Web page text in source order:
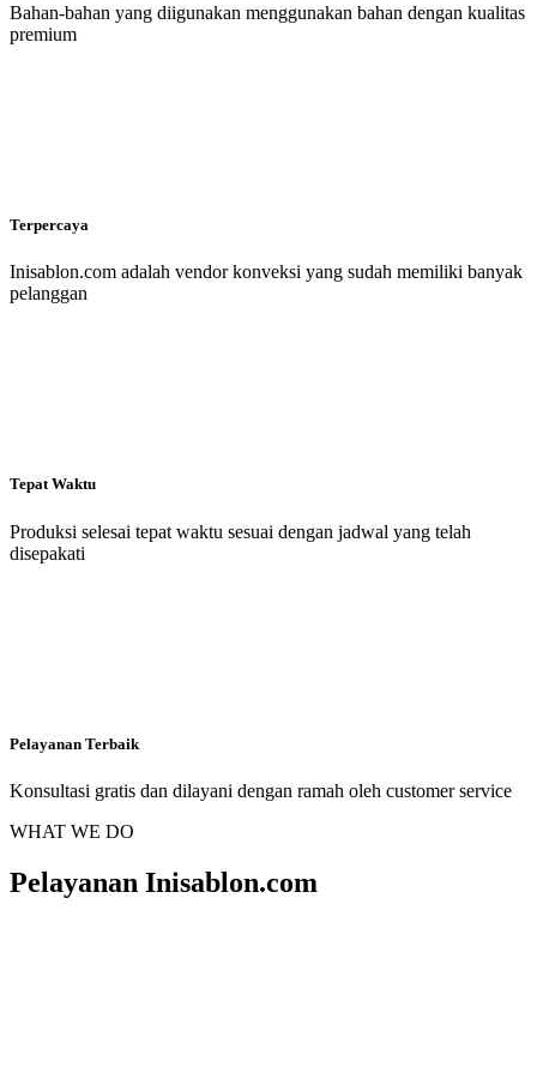
Bahan-bahan yang diigunakan menggunakan bahan dengan kualitas
premium
Terpercaya
Inisablon.com adalah vendor konveksi yang sudah memiliki banyak
pelanggan
Tepat Waktu
Produksi selesai tepat waktu sesuai dengan jadwal yang telah
disepakati
Pelayanan Terbaik
Konsultasi gratis dan dilayani dengan ramah oleh customer service
WHAT WE DO
Pelayanan Inisablon.com